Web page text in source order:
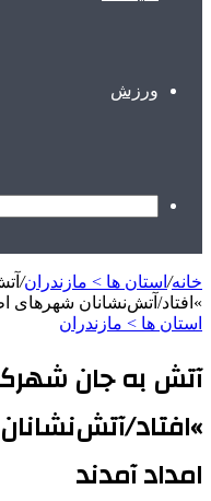
ورزش
خانه/ استان ها > مازندران/
»افتاد/آتش‌نشانان شهرهای
استان ها > مازندران
آتش به جان
»افتاد/
امداد آمدند